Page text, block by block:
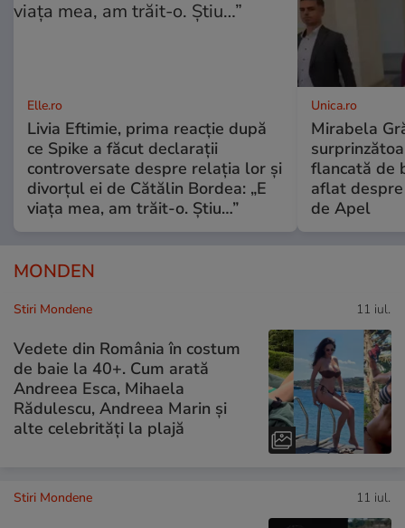
Elle.ro
Livia Eftimie, prima reacție după
ce Spike a făcut declarații
controversate despre relația lor și
divorțul ei de Cătălin Bordea: „E
viața mea, am trăit-o. Știu…”
Unica.ro
Mirabela
flancată de
aflat
de Apel
MONDEN
Stiri Mondene 11 iul.
Vedete din România în costum
de baie la 40+. Cum arată
Andreea Esca, Mihaela
Rădulescu, Andreea Marin și
alte celebrități la plajă
Stiri Mondene 11 iul.